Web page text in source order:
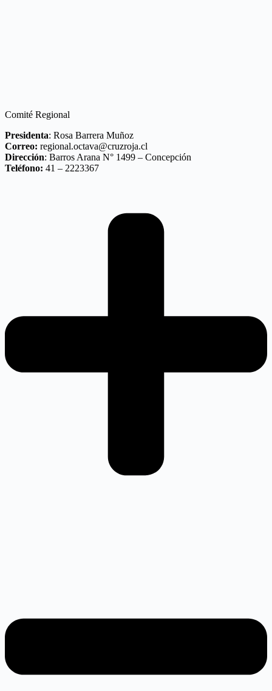
Comité Regional
Presidenta: Rosa Barrera Muñoz
Correo: regional.octava@cruzroja.cl
Dirección: Barros Arana N° 1499 – Concepción
Teléfono: 41 – 2223367